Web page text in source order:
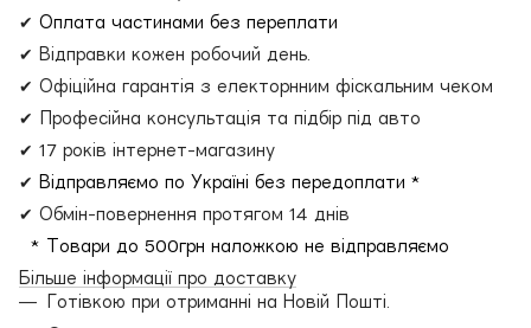
✔ Оплата частинами без переплати
✔ Відправки кожен робочий день.
✔ Офіційна гарантія з електорнним фіскальним чеком
✔ Професійна консультація та підбір під авто
✔ 17 років інтернет-магазину
✔ Відправляємо по Україні без передоплати *
✔ Обмін-повернення протягом 14 днів
* Товари до 500грн наложкою не відправляємо
Більше інформації про доставку
Готівкою при отриманні на Новій Пошті.